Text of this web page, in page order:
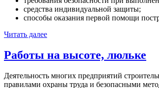
средства индивидуальной защиты;
способы оказания первой помощи
Читать далее
Работы на высоте, люльке
Деятельность многих предприятий
правилами охраны труда и безопасными